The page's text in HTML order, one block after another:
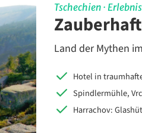
Tschechien ·
Land der Mythen
Hotel in
Spindlermühle,
Harrachov: